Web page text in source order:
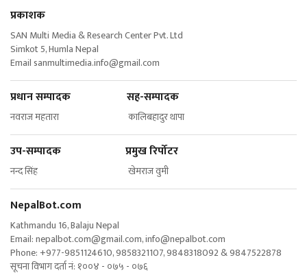
प्रकाशक
SAN Multi Media & Research Center Pvt. Ltd
Simkot 5, Humla Nepal
Email sanmultimedia.info@gmail.com
प्रधान सम्पादक सह-सम्पादक
नवराज महतारा कालिबहादुर थापा
उप-सम्पादक प्रमुख रिर्पोटर
नन्द सिंह खेमराज वुमी
NepalBot.com
Kathmandu 16, Balaju Nepal
Email:nepalbot.com@gmail.com,info@nepalbot.com
Phone: +977-9851124610, 9858321107, 9848318092 & 9847522878
सूचना विभाग दर्ता नं: १००४ - ०७५ - ०७६